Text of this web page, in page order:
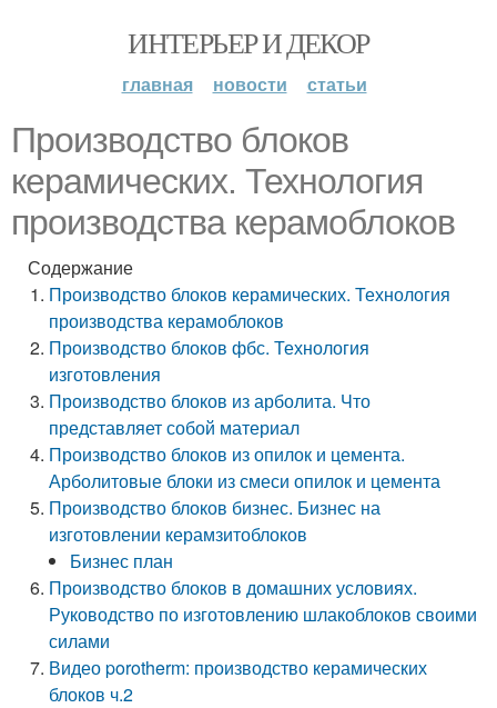
ИНТЕРЬЕР И ДЕКОР
главная новости статьи
Производство блоков
керамических. Технология
производства керамоблоков
Содержание
Производство блоков керамических. Технология
производства керамоблоков
Производство блоков фбс. Технология
изготовления
Производство блоков из арболита. Что
представляет собой материал
Производство блоков из опилок и цемента.
Арболитовые блоки из смеси опилок и цемента
Производство блоков бизнес. Бизнес на
изготовлении керамзитоблоков
Бизнес план
Производство блоков в домашних условиях.
Руководство по изготовлению шлакоблоков своими
силами
Видео porotherm: производство керамических
блоков ч.2